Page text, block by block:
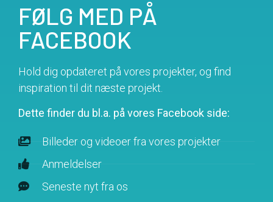
FØLG MED PÅ
FACEBOOK
Hold dig opdateret på vores projekter, og find
inspiration til dit næste projekt.
Dette finder du bl.a. på vores Facebook side:
Billeder og videoer fra vores projekter
Anmeldelser
Seneste nyt fra os